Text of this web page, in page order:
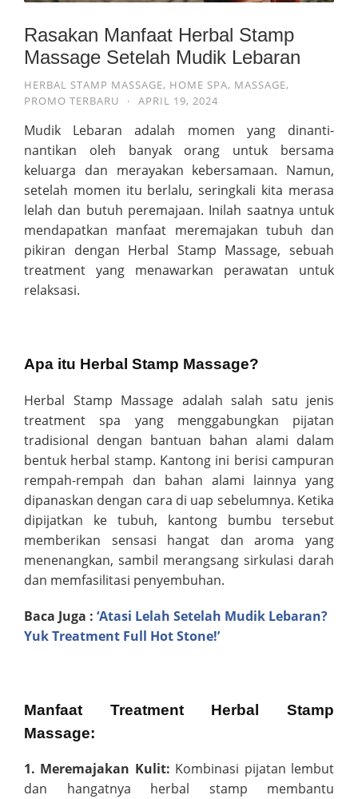
Rasakan Manfaat Herbal Stamp
Massage Setelah Mudik Lebaran
HERBAL STAMP MASSAGE, HOME SPA, MASSAGE,
PROMO TERBARU
· APRIL 19, 2024
Mudik Lebaran adalah momen yang dinanti-
nantikan oleh banyak orang untuk bersama
keluarga dan merayakan kebersamaan. Namun,
setelah momen itu berlalu, seringkali kita merasa
lelah dan butuh peremajaan. Inilah saatnya untuk
mendapatkan manfaat meremajakan tubuh dan
pikiran dengan Herbal Stamp Massage, sebuah
treatment yang menawarkan perawatan untuk
relaksasi.
Apa itu Herbal Stamp Massage?
Herbal Stamp Massage adalah salah satu jenis
treatment spa yang menggabungkan pijatan
tradisional dengan bantuan bahan alami dalam
bentuk herbal stamp. Kantong ini berisi campuran
rempah-rempah dan bahan alami lainnya yang
dipanaskan dengan cara di uap sebelumnya. Ketika
dipijatkan ke tubuh, kantong bumbu tersebut
memberikan sensasi hangat dan aroma yang
menenangkan, sambil merangsang sirkulasi darah
dan memfasilitasi penyembuhan.
Baca Juga : ‘Atasi Lelah Setelah Mudik Lebaran?
Yuk Treatment Full Hot Stone!’
Manfaat Treatment Herbal Stamp
Massage:
1. Meremajakan Kulit: Kombinasi pijatan lembut
dan hangatnya herbal stamp membantu